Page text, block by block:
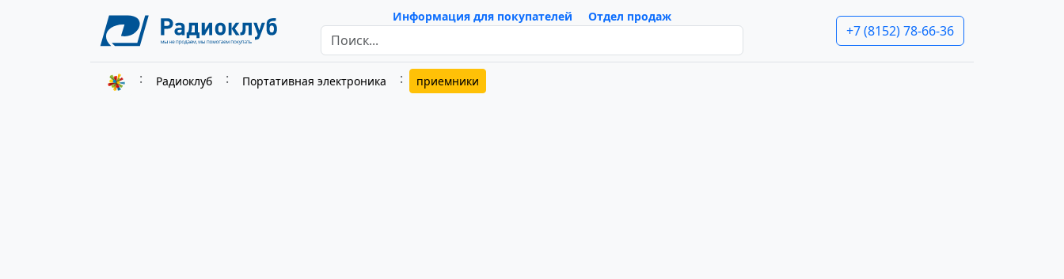
Информация для покупателей Отдел продаж
+7 (8152) 78-66-36
Радиоклуб Портативная электроника приемники